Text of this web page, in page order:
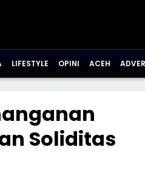
LIFESTYLE OPINI ACEH
Soliditas